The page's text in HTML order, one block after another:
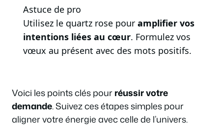
Astuce de pro
Utilisez le quartz rose pour amplifier vos
intentions liées au cœur. Formulez vos
vœux au présent avec des mots positifs.
Voici les points clés pourréussir votre
demande. Suivez ces étapes simples pour
aligner votre énergie avec celle de l’univers.